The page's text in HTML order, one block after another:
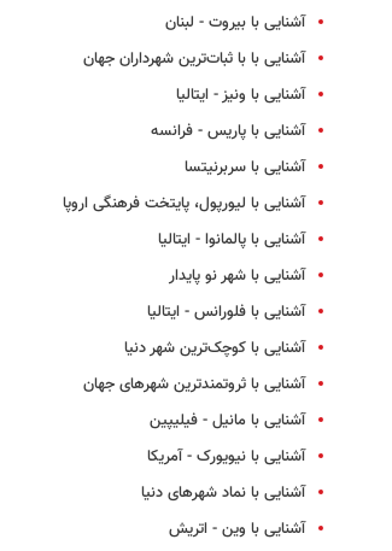
آشنایی با بیروت - لبنان
آشنایی با با ثبات‌ترین شهرداران جهان
آشنایی با ونیز - ایتالیا
آشنایی با پاریس - فرانسه
آشنایی با سربرنیتسا
آشنایی با لیورپول، پایتخت فرهنگی اروپا
آشنایی با پالمانوا - ایتالیا
آشنایی با شهر نو پایدار
آشنایی با فلورانس - ایتالیا
آشنایی با کوچک‌ترین شهر دنیا
آشنایی با ثروتمندترین شهرهای جهان
آشنایی با مانیل - فیلیپین
آشنایی با نیویورک - آمریکا
آشنایی با نماد شهرهای دنیا
آشنایی با وین - اتریش